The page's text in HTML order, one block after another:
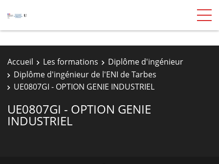
Accueil Les formations
Diplôme d'ingénieur
Diplôme d'ingénieur de l'ENI de Tarbes
UE0807GI - OPTION GENIE INDUSTRIEL
UE0807GI - OPTION GENIE
INDUSTRIEL